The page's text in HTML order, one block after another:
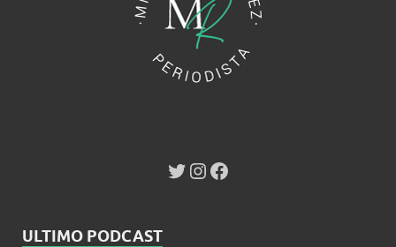
ULTIMO PODCAST